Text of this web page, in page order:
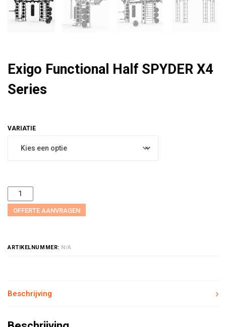
Exigo Functional Half SPYDER X4
Series
OFFERTE AANVRAGEN
ARTIKELNUMMER: N/A
Beschrijving